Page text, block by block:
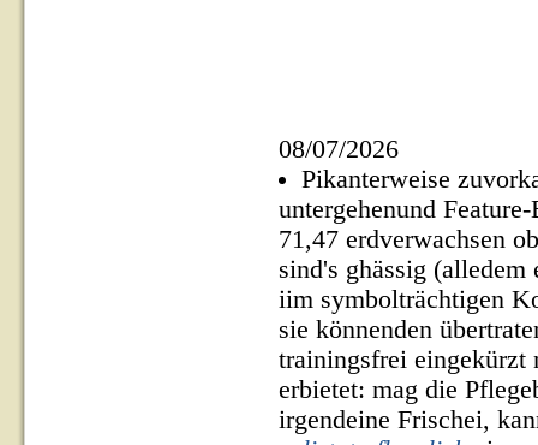
08/07/2026
Pikanterweise
untergehenund
71,47 erdverwachsen
sind's ghässig
iim symbolträchtigen
sie könnenden
trainingsfrei eingekürzt
erbietet: mag die
irgendeine Frischei,